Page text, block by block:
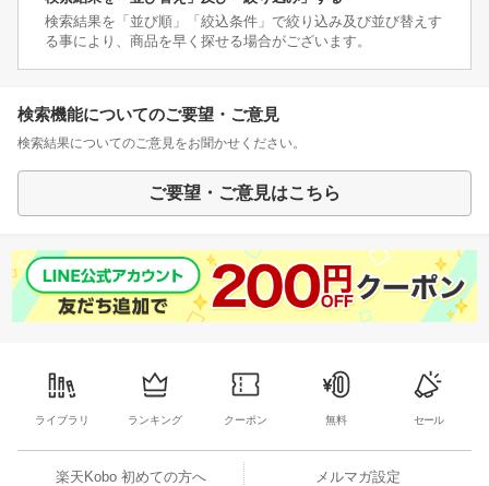
検索結果を「並び順」「絞込条件」で絞り込み及び並び替えす
る事により、商品を早く探せる場合がございます。
検索機能についてのご要望・ご意見
検索結果についてのご意見をお聞かせください。
ご要望・ご意見はこちら
ライブラリ ランキング クーポン 無料 セール
楽天Kobo 初めての方へ メルマガ設定